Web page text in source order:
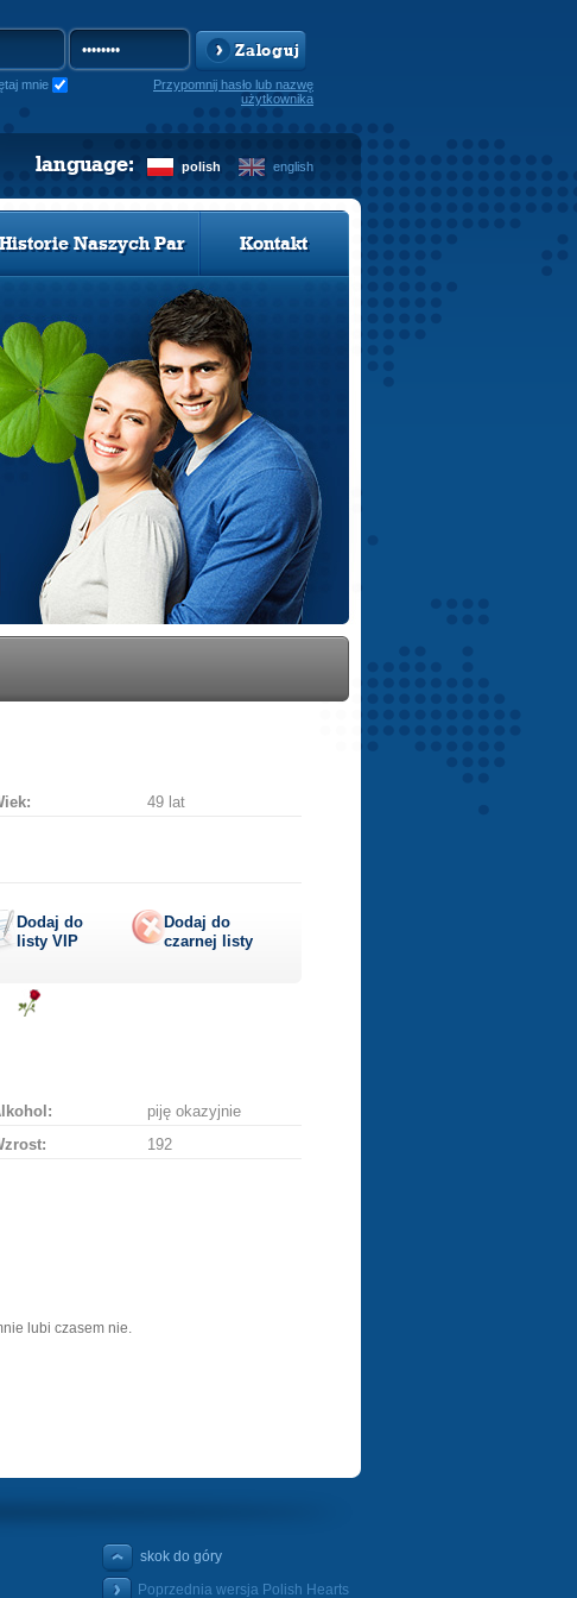
Zaloguj
mnie
Przypomnij hasło lub nazwę
użytkownika
polish english
language:
Historie Naszych Par Kontakt
49 lat
Dodaj do
listy VIP
Dodaj do
czarnej listy
piję okazyjnie
192
lubi czasem nie.
skok do góry
Poprzednia wersja Polish Hearts